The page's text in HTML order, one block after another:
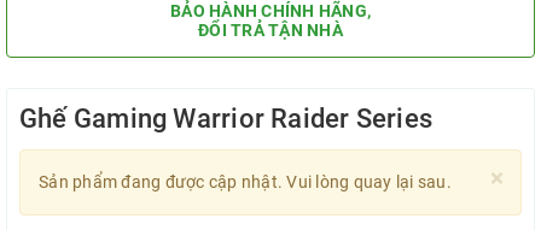
BẢO HÀNH CHÍNH HÃNG,
ĐỔI TRẢ TẬN NHÀ
Ghế Gaming Warrior Raider Series
×
Sản phẩm đang được cập nhật. Vui lòng quay lại sau.